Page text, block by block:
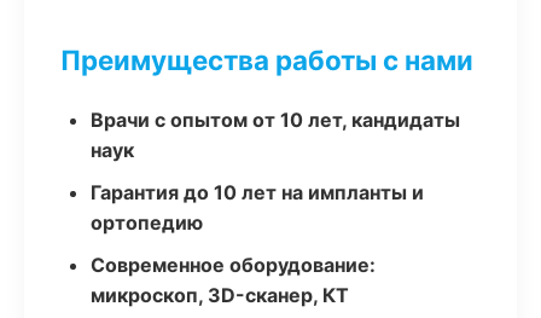
Преимущества работы с нами
Врачи с опытом от 10 лет, кандидаты
наук
Гарантия до 10 лет на импланты и
ортопедию
Современное оборудование:
микроскоп, 3D-сканер, КТ